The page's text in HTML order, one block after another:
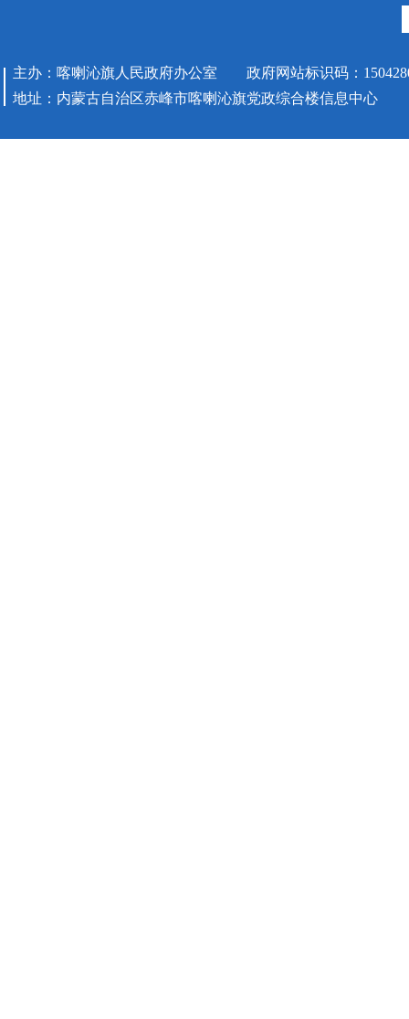
主办：喀喇沁旗人民政府办公室 政府网站标识码：
地址：内蒙古自治区赤峰市喀喇沁旗党政综合楼信息中心